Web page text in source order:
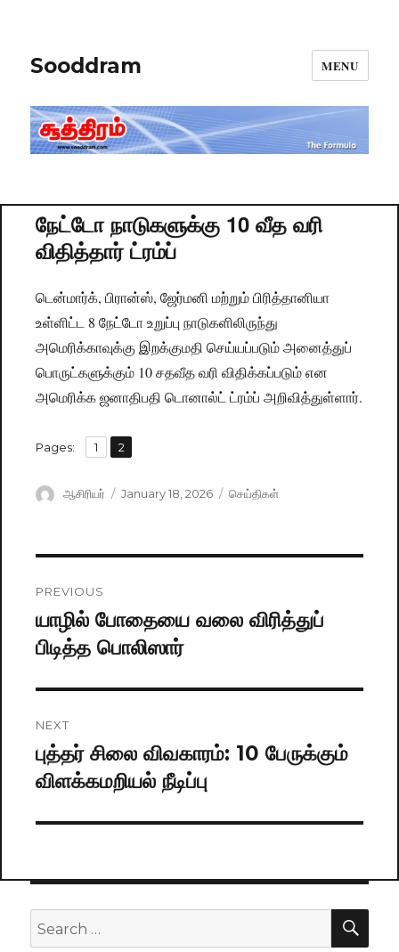
Sooddram MENU
நேட்டோ நாடுகளுக்கு 10 வீத வரி
விதித்தார் ட்ரம்ப்
டென்மார்க், பிரான்ஸ், ஜேர்மனி மற்றும் பிரித்தானியா
உள்ளிட்ட 8 நேட்டோ உறுப்பு நாடுகளிலிருந்து
அமெரிக்காவுக்கு இறக்குமதி செய்யப்படும் அனைத்துப்
பொருட்களுக்கும் 10 சதவீத வரி விதிக்கப்படும் என
அமெரிக்க ஜனாதிபதி டொனால்ட் ட்ரம்ப் அறிவித்துள்ளார்.
Pages: Page
1 ,
Page
2
Author
ஆசிரியர்
Posted
January 18, 2026 Categories
செய்திகள்
navigation
PREVIOUS
Previous
post:
யாழில் போதையை வலை விரித்துப்
பிடித்த பொலிஸார்
NEXT
Next
post:
புத்தர் சிலை விவகாரம்: 10 பேருக்கும்
விளக்கமறியல் நீடிப்பு
Search
for: